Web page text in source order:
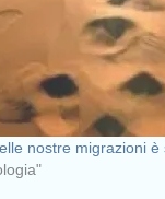
nostre migrazioni è